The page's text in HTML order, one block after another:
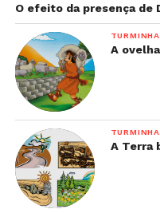
O efeito da presença de
A
A Terra